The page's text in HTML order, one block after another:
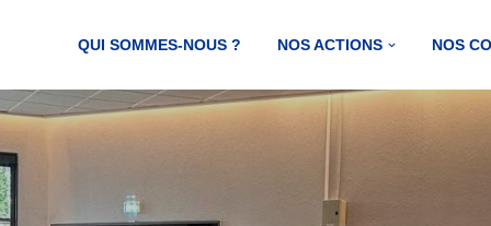
QUI SOMMES-NOUS ? NOS ACTIONS NOS